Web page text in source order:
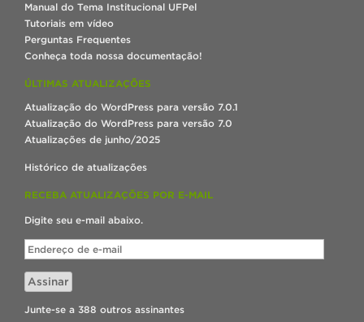
Manual do Tema Institucional UFPel
Tutoriais em vídeo
Perguntas Frequentes
Conheça toda nossa documentação!
ÚLTIMAS ATUALIZAÇÕES
Atualização do WordPress para versão 7.0.1
Atualização do WordPress para versão 7.0
Atualizações de junho/2025
Histórico de atualizações
RECEBA ATUALIZAÇÕES POR E-MAIL
Digite seu e-mail abaixo.
Endereço
de
e-
mail
Assinar
Junte-se a 388 outros assinantes